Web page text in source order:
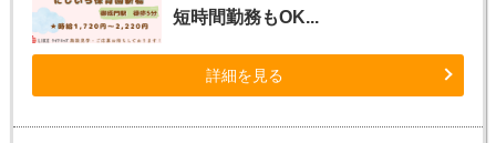
短時間勤務もOK...
詳細を見る